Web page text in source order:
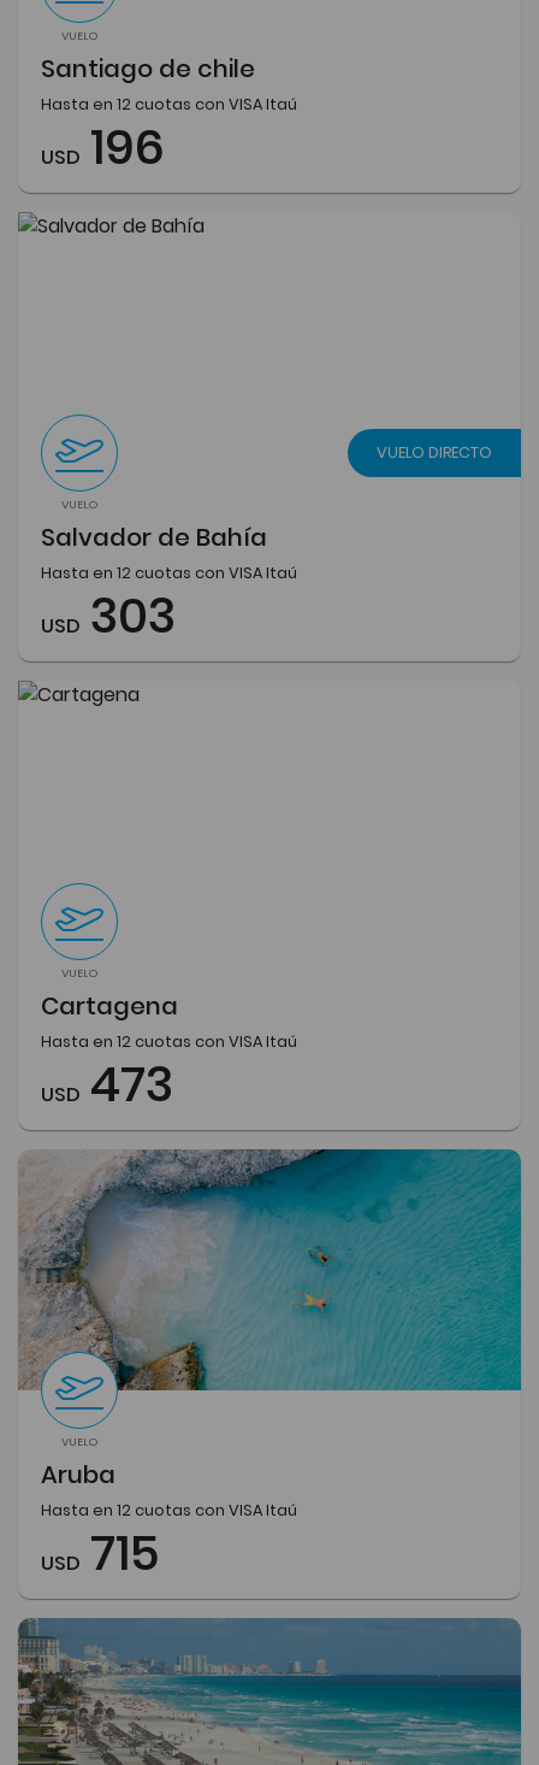
VUELO
Santiago de chile
Hasta en 12 cuotas con VISA Itaú
USD 196
VUELO
VUELO DIRECTO
Salvador de Bahía
Hasta en 12 cuotas con VISA Itaú
USD 303
VUELO
Cartagena
Hasta en 12 cuotas con VISA Itaú
USD 473
VUELO
Aruba
Hasta en 12 cuotas con VISA Itaú
USD 715